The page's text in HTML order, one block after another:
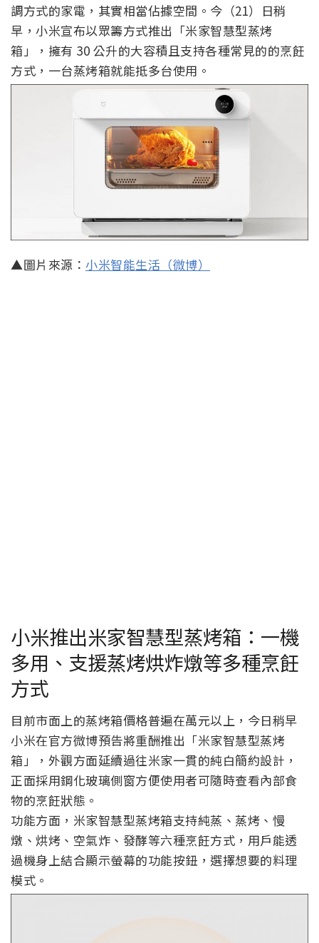
調方式的家電，其實相當佔據空間。今（21）日稍
早，小米宣布以眾籌方式推出「米家智慧型蒸烤
箱」，擁有 30 公升的大容積且支持各種常見的的烹飪
方式，一台蒸烤箱就能抵多台使用。
▲圖片來源： 小米智能生活（微博）
小米推出米家智慧型蒸烤箱：一機
多用、支援蒸烤烘炸燉等多種烹飪
方式
目前市面上的蒸烤箱價格普遍在萬元以上，今日稍早
小米在官方微博預告將重酬推出「米家智慧型蒸烤
箱」，外觀方面延續過往米家一貫的純白簡約設計，
正面採用鋼化玻璃側窗方便使用者可隨時查看內部食
物的烹飪狀態。
功能方面，米家智慧型蒸烤箱支持純蒸、蒸烤、慢
燉、烘烤、空氣炸、發酵等六種烹飪方式，用戶能透
過機身上結合顯示螢幕的功能按鈕，選擇想要的料理
模式。